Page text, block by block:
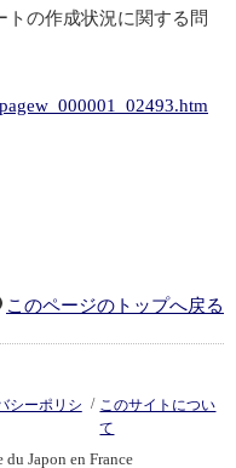
の作成状況に関する問
このページのトップへ戻る
シーポリシ
/ このサイトについ
て
Japon en France